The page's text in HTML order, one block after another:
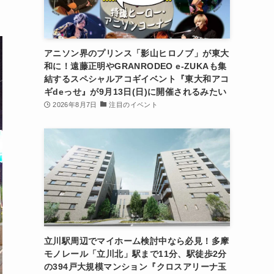
アニソン界のプリンス「影山ヒロノブ」が東大
和に！遠藤正明やGRANRODEO e-ZUKAも集
結するスペシャルアコギイベント『東大和アコ
ギdeっせ』が9月13日(日)に開催されるみたい
2026年8月7日 注目のイベント
立川駅周辺でマイホーム検討中なら必見！多摩
モノレール「立川北」駅まで11分、駅徒歩2分
の394戸大規模マンション『クロスアリーナ玉